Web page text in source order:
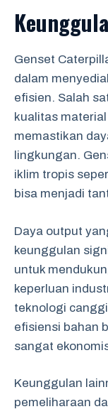
Genset
dalam
efisien. Salah
kualitas
memastikan
lingkungan.
iklim tropis
bisa menjadi
Daya output
keunggulan
untuk
keperluan
teknologi
efisiensi bahan
sangat
Keunggulan
pemeliharaan